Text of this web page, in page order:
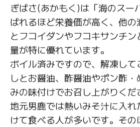
ぎばさ(あかもく)は「海のスー
ばれるほど栄養価が高く、他の
とフコイダンやフコキサンチ
量が特に優れています。
ボイル済みですので、解凍して
しとお醤油、酢醤油やポン酢
みの味付けでお召し上がりくだ
地元男鹿では熱いみそ汁に入
けて食べる人が多いです。そ